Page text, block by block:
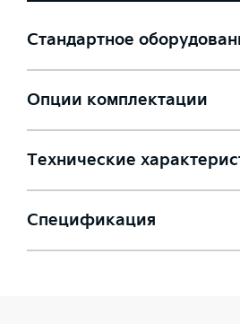
Стандартное
Опции комплектации
Технические
Спецификация